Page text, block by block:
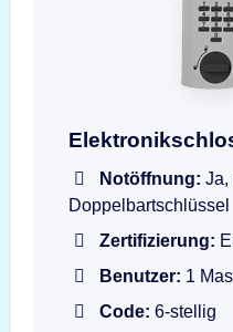
Notöffnung: Ja,
Doppelbartschlüssel
Zertifizierung:
Benutzer: 1
Code: 6-stellig